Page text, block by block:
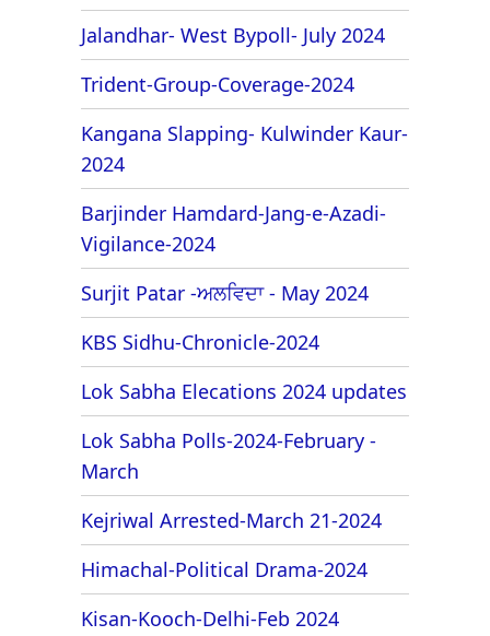
Jalandhar- West Bypoll- July 2024
Trident-Group-Coverage-2024
Kangana Slapping- Kulwinder Kaur-
2024
Barjinder Hamdard-Jang-e-Azadi-
Vigilance-2024
Surjit Patar -ਅਲਵਿਦਾ - May 2024
KBS Sidhu-Chronicle-2024
Lok Sabha Elecations 2024 updates
Lok Sabha Polls-2024-February -
March
Kejriwal Arrested-March 21-2024
Himachal-Political Drama-2024
Kisan-Kooch-Delhi-Feb 2024